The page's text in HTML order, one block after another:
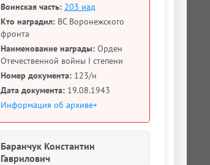
Воинская часть: 203 иад
Кто наградил: ВС Воронежского
фронта
Наименование награды: Орден
Отечественной войны I степени
Номер документа: 123/н
Дата документа: 19.08.1943
Информация об архиве+
Баранчук Константин
Гаврилович